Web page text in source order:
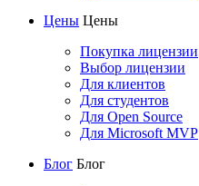
Цены Цены
Покупка лицензии
Выбор лицензии
Для клиентов
Для студентов
Для Open Source
Для Microsoft MVP
Блог Блог